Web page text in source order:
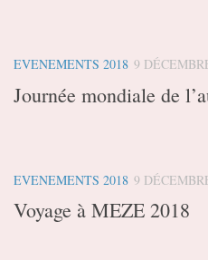
EVENEMENTS 2018 9
Journée mondiale de
EVENEMENTS 2018 9
Voyage à MEZE 2018